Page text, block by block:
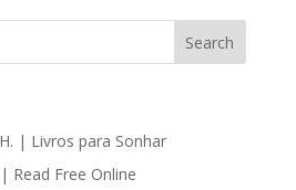
| Livros para Sonhar
Read Free Online